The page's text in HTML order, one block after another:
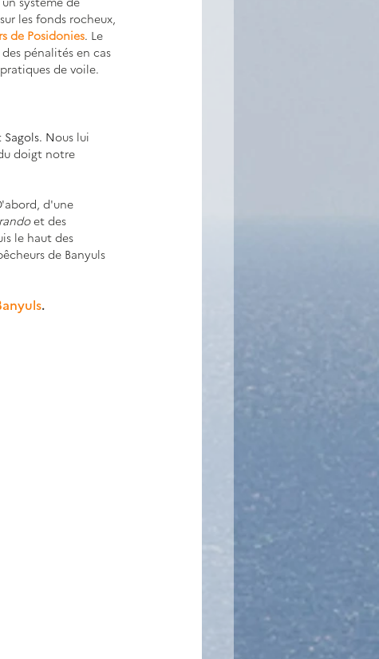
les fonds rocheux,
de Posidonies. Le
pénalités en cas
de voile.
Nous lui
doigt notre
d'une
et des
le haut des
de Banyuls
.